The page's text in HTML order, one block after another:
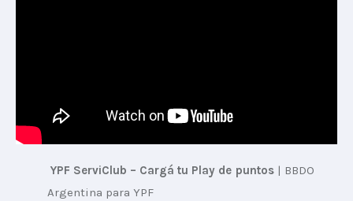
YPF ServiClub – Cargá tu Play de puntos | BBDO
Argentina para YPF